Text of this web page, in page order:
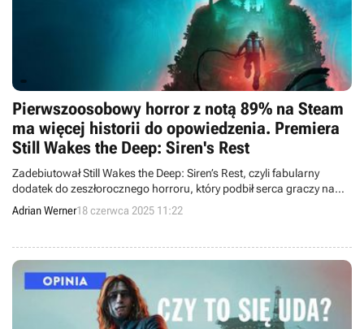
Pierwszoosobowy horror z notą 89% na Steam
ma więcej historii do opowiedzenia. Premiera
Still Wakes the Deep: Siren's Rest
Zadebiutował Still Wakes the Deep: Siren’s Rest, czyli fabularny
dodatek do zeszłorocznego horroru, który podbił serca graczy na
Steamie.
Adrian Werner18 czerwca 2025 11:22